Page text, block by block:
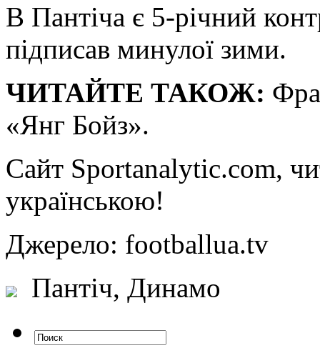
В Пантіча є 5-річний
підписав минулої зими.
ЧИТАЙТЕ ТАКОЖ:
«Янг Бойз».
Сайт Sportanalytic.com,
українською!
Джерело: footballua.tv
Пантіч, Динамо